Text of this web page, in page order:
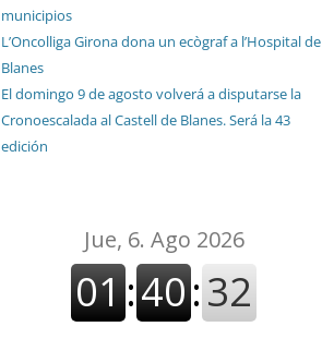
municipios
L’Oncolliga Girona dona un ecògraf a l’Hospital de
Blanes
El domingo 9 de agosto volverá a disputarse la
Cronoescalada al Castell de Blanes. Será la 43
edición